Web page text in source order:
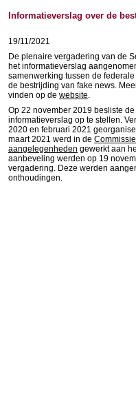
Informatieverslag over de
19/11/2021
De plenaire vergadering van de
het informatieverslag
samenwerking tussen de
de bestrijding van fake news.
vinden op de website.
Op 22 november 2019 besliste
informatieverslag op te stellen.
2020 en februari 2021
maart 2021 werd in de
aangelegenheden gewerkt aan
aanbeveling werden op 19
vergadering. Deze werden
onthoudingen.